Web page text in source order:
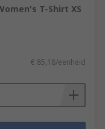
T-Shirt XS
€ 85,18/eenheid